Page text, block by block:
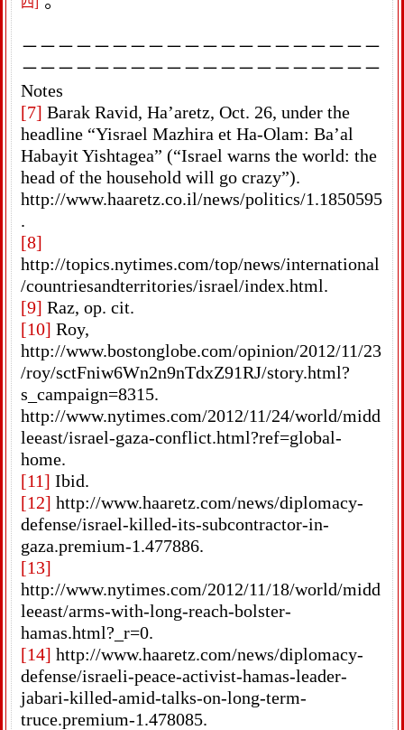
。
－－－－－－－－－－－－－－－－－－－－
－－－－－－－－－－－－－－－－－－－－
Notes
[7] Barak Ravid, Ha’aretz, Oct. 26, under the
headline “Yisrael Mazhira et Ha-Olam: Ba’al
Habayit Yishtagea” (“Israel warns the world: the
head of the household will go crazy”).
http://www.haaretz.co.il/news/politics/1.1850595
.
[8]
http://topics.nytimes.com/top/news/international
/countriesandterritories/israel/index.html.
[9] Raz, op. cit.
[10] Roy,
http://www.bostonglobe.com/opinion/2012/11/23
/roy/sctFniw6Wn2n9nTdxZ91RJ/story.html?
s_campaign=8315.
http://www.nytimes.com/2012/11/24/world/midd
leeast/israel-gaza-conflict.html?ref=global-
home.
[11] Ibid.
[12] http://www.haaretz.com/news/diplomacy-
defense/israel-killed-its-subcontractor-in-
gaza.premium-1.477886.
[13]
http://www.nytimes.com/2012/11/18/world/midd
leeast/arms-with-long-reach-bolster-
hamas.html?_r=0.
[14] http://www.haaretz.com/news/diplomacy-
defense/israeli-peace-activist-hamas-leader-
jabari-killed-amid-talks-on-long-term-
truce.premium-1.478085.